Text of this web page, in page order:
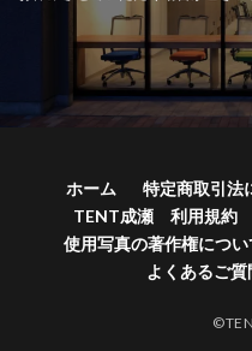
ホーム 特定商取引法
TENT成瀬 利用規約
使用写真の著作権につい
よくあるご質